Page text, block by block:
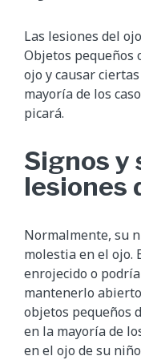
Las lesiones del
Objetos pequeños
ojo y causar
mayoría de los
picará.
Signos y
lesiones
Normalmente, su
molestia en el ojo.
enrojecido o
mantenerlo
objetos pequeños
en la mayoría de
en el ojo de su